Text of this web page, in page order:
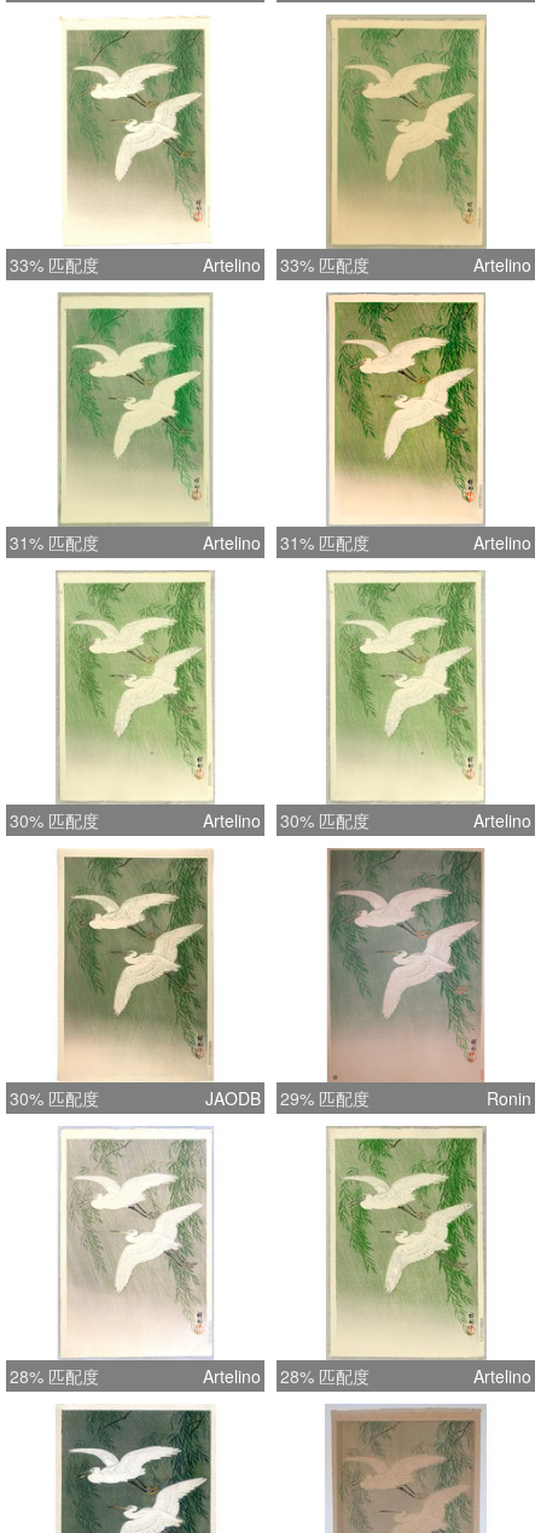
33% 匹配度 Artelino 33% 匹配度 Artelino
31% 匹配度 Artelino 31% 匹配度 Artelino
30% 匹配度 Artelino 30% 匹配度 Artelino
30% 匹配度 JAODB 29% 匹配度 Ronin
28% 匹配度 Artelino 28% 匹配度 Artelino